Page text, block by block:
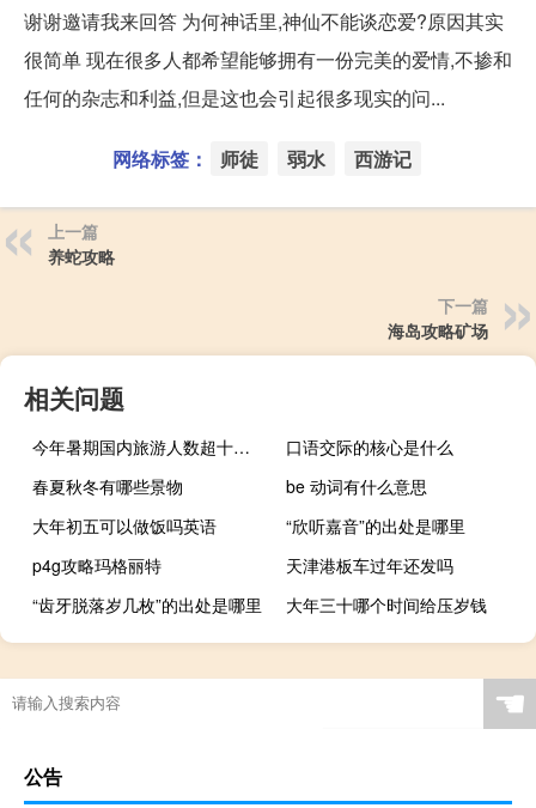
谢谢邀请我来回答 为何神话里,神仙不能谈恋爱?原因其实
很简单 现在很多人都希望能够拥有一份完美的爱情,不掺和
任何的杂志和利益,但是这也会引起很多现实的问...
网络标签： 师徒 弱水 西游记
上一篇
养蛇攻略
下一篇
海岛攻略矿场
相关问题
今年暑期国内旅游人数超十八亿人次文旅市场复苏提速
口语交际的核心是什么
春夏秋冬有哪些景物
be 动词有什么意思
大年初五可以做饭吗英语
“欣听嘉音”的出处是哪里
p4g攻略玛格丽特
天津港板车过年还发吗
“齿牙脱落岁几枚”的出处是哪里
大年三十哪个时间给压岁钱
☚
公告